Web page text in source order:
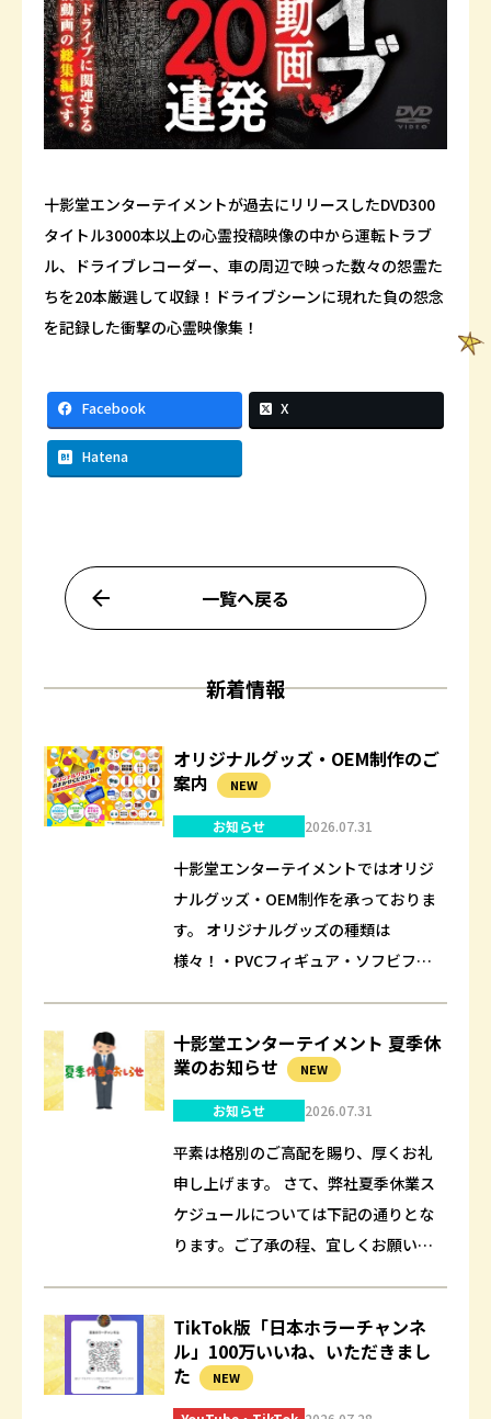
十影堂エンターテイメントが過去にリリースしたDVD300
タイトル3000本以上の心霊投稿映像の中から運転トラブ
ル、ドライブレコーダー、車の周辺で映った数々の怨霊た
ちを20本厳選して収録！ドライブシーンに現れた負の怨念
を記録した衝撃の心霊映像集！
Facebook X
Hatena
一覧へ戻る
新着情報
オリジナルグッズ・OEM制作のご
案内
NEW
お知らせ 2026.07.31
十影堂エンターテイメントではオリジ
ナルグッズ・OEM制作を承っておりま
す。 オリジナルグッズの種類は
様々！・PVCフィギュア・ソフビフィ
マウスパッド・マ…
十影堂エンターテイメント 夏季休
業のお知らせ
NEW
お知らせ 2026.07.31
平素は格別のご高配を賜り、厚くお礼
申し上げます。 さて、弊社夏季休業ス
ケジュールについては下記の通りとな
ります。ご了承の程、宜しくお願いい
TikTok版「日本ホラーチャンネ
ル」100万いいね、いただきまし
た
NEW